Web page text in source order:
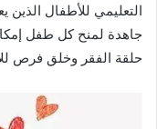
التعليمي للأطفال
جاهدة لمنح كل طفل
حلقة الفقر وخلق فرص